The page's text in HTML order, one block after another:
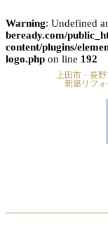
Warning: Undefined
beready.com/
content/plugins/
logo.php on line 192
上田市・長
新築リフ